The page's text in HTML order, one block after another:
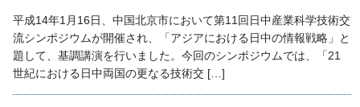
平成14年1月16日、中国北京市において第11回日中産業科学技術交
流シンポジウムが開催され、「アジアにおける日中の情報戦略」と
題して、基調講演を行いました。今回のシンポジウムでは、「21
世紀における日中両国の更なる技術交 […]